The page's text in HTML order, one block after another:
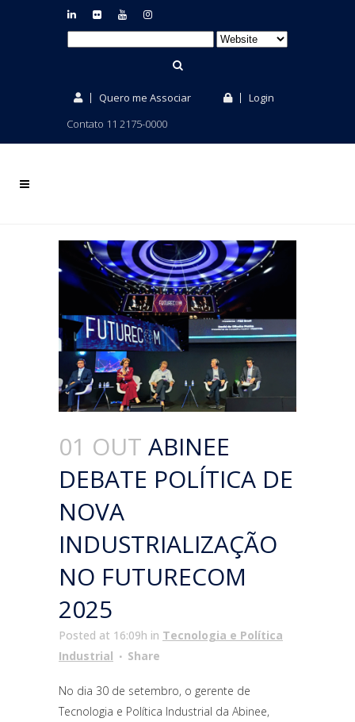
Quero me Associar
Login
Contato 11 2175-0000
01 OUT ABINEE
DEBATE POLÍTICA DE
NOVA
INDUSTRIALIZAÇÃO
NO FUTURECOM
2025
Posted at 16:09h in Tecnologia e Política
Industrial
Share
No dia 30 de setembro, o gerente de
Tecnologia e Política Industrial da Abinee,